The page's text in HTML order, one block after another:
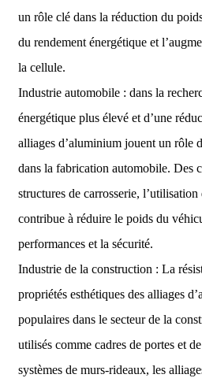
un rôle clé dans la réduction du
du rendement énergétique et
la cellule.
Industrie automobile : dans la
énergétique plus élevé et d’une
alliages d’aluminium jouent un rôle
dans la fabrication automobile. Des
structures de carrosserie,
contribue à réduire le poids du
performances et la sécurité.
Industrie de la construction : La
propriétés esthétiques des alliages
populaires dans le secteur de la
utilisés comme cadres de portes et
systèmes de murs-rideaux, les